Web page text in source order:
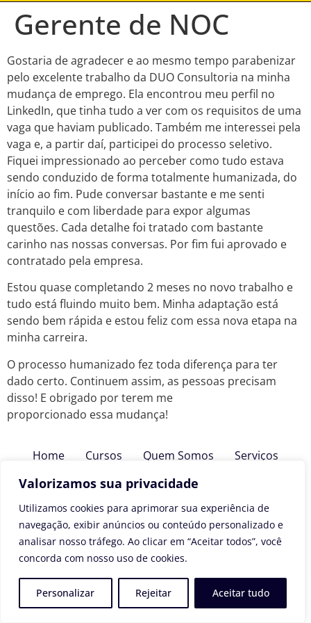
Valorizamos sua privacidade
Utilizamos cookies para aprimorar sua experiência de
navegação, exibir anúncios ou conteúdo personalizado e
analisar nosso tráfego. Ao clicar em “Aceitar todos”, você
concorda com nosso uso de cookies.
Personalizar Rejeitar Aceitar tudo
Gerente de NOC
Gostaria de agradecer e ao mesmo tempo parabenizar
pelo excelente trabalho da DUO Consultoria na minha
mudança de emprego. Ela encontrou meu perfil no
LinkedIn, que tinha tudo a ver com os requisitos de uma
vaga que haviam publicado. Também me interessei pela
vaga e, a partir daí, participei do processo seletivo.
Fiquei impressionado ao perceber como tudo estava
sendo conduzido de forma totalmente humanizada, do
início ao fim. Pude conversar bastante e me senti
tranquilo e com liberdade para expor algumas
questões. Cada detalhe foi tratado com bastante
carinho nas nossas conversas. Por fim fui aprovado e
contratado pela empresa.
Estou quase completando 2 meses no novo trabalho e
tudo está fluindo muito bem. Minha adaptação está
sendo bem rápida e estou feliz com essa nova etapa na
minha carreira.
O processo humanizado fez toda diferença para ter
dado certo. Continuem assim, as pessoas precisam
disso! E obrigado por terem me
proporcionado essa mudança!
Home Cursos Quem Somos
Serviços
Clientes
Privacidade DUO